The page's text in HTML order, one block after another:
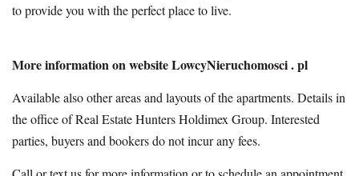
to provide you with the perfect place to live.
More information on website LowcyNieruchomosci . pl
Available also other areas and layouts of the apartments. Details in
the office of Real Estate Hunters Holdimex Group. Interested
parties, buyers and bookers do not incur any fees.